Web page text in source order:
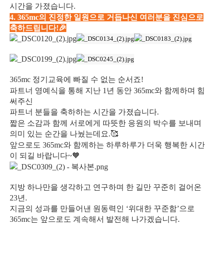
시간을 가졌습니다.
4. 365mc의 진정한 일원으로 거듭나신 여러분을 진심으로
축하드립니다!🎉
365mc 정기교육에 빠질 수 없는 순서죠!
파트너 영예식을 통해 지난 1년 동안 365mc와 함께하며 힘
써주신
파트너 분들을 축하하는 시간을 가졌습니다.
짧은 소감과 함께 서로에게 따뜻한 응원의 박수를 보내며
의미 있는 순간을 나눴는데요.🥰
앞으로도 365mc와 함께하는 하루하루가 더욱 행복한 시간
이 되길 바랍니다~🧡
지방 하나만을 생각하고 연구하며 한 길만 꾸준히 걸어온
23년.
지금의 성과를 만들어낸 원동력인 ‘위대한 꾸준함’으로
365mc는 앞으로도 계속해서 발전해 나가겠습니다.